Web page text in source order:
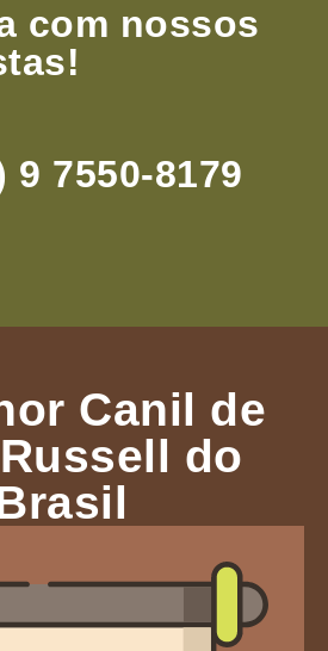
com nossos
9 7550-8179
Canil de
do